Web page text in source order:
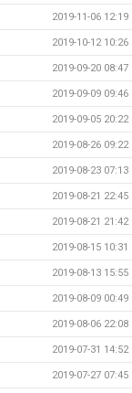
2019-11-06 12:19
2019-10-12 10:26
2019-09-20 08:47
2019-09-09 09:46
2019-09-05 20:22
2019-08-26 09:22
2019-08-23 07:13
2019-08-21 22:45
2019-08-21 21:42
2019-08-15 10:31
2019-08-13 15:55
2019-08-09 00:49
2019-08-06 22:08
2019-07-31 14:52
2019-07-27 07:45